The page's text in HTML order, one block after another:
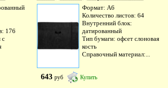
176
с
Формат: А6
Количество листов: 64
Внутренний блок:
датированный
Тип бумаги: офсет слоновая
кость
Справочный материал:...
643 руб Купить